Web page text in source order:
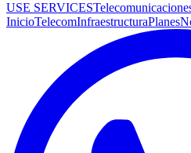
USE SERVICES
InicioTelecomInfraestructuraPlanes